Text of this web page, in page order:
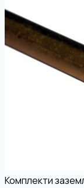
Комплекти